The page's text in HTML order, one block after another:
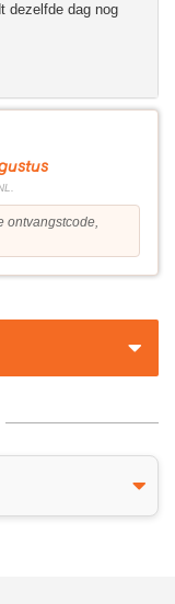
dezelfde dag nog
ontvangstcode,